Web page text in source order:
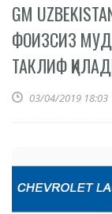
GM
ФОИЗСИЗ
ТАКЛИФ
03/04/2019 18:03